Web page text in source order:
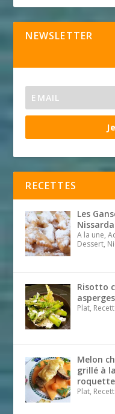
NEWSLETTER
RECETTES
Les
Nissarda
A la une,
Dessert,
Risotto
Plat,
Melon
grillé à
roquette
Plat,